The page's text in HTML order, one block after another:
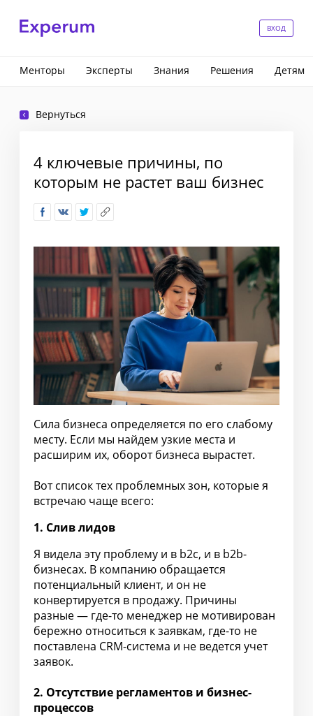
ВХОД
Менторы Эксперты Знания Решения Детям
Вернуться
4 ключевые причины, по
которым не растет ваш бизнес
Сила бизнеса определяется по его слабому
месту. Если мы найдем узкие места и
расширим их, оборот бизнеса вырастет.
Вот список тех проблемных зон, которые я
встречаю чаще всего:
1. Слив лидов
Я видела эту проблему и в b2c, и в b2b-
бизнесах. В компанию обращается
потенциальный клиент, и он не
конвертируется в продажу. Причины
разные — где-то менеджер не мотивирован
бережно относиться к заявкам, где-то не
поставлена CRM-система и не ведется учет
заявок.
2. Отсутствие регламентов и бизнес-
процессов